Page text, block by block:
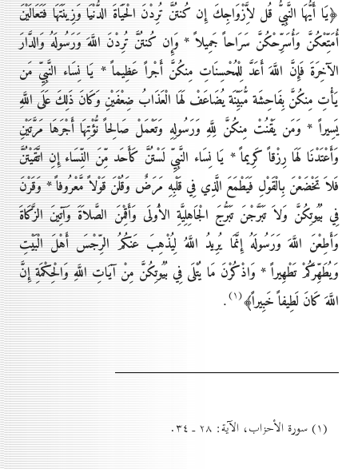
﴿يَا أَيُّهَا النَّبِيُّ قُل لاَِّزْوَاجِكَ إِن كُنتُنَّ تُرِدْنَ الْحَيَاةَ الدُّنْيَا وَزِينَتَهَا فَتَعَالَيْنَ
أُمَتِّعْكُنَّ وَأُسَرِّحْكُنَّ سَرَاحاً جَمِيلاً * وَإِن كُنتُنَّ تُرِدْنَ اللَّهَ وَرَسُولَهُ وَالدَّارَ
الآخِرَةَ فَإِنَّ اللَّهَ أَعَدَّ لِلْمُحْسِنَاتِ مِنكُنَّ أَجْراً عَظِيماً * يَا نِسَاء النَّبِيِّ مَن
يَأْتِ مِنكُنَّ بِفَاحِشَة مُّبَيِّنَة يُضَاعَفْ لَهَا الْعَذَابُ ضِعْفَيْنِ وَكَانَ ذَلِكَ عَلَى اللَّهِ
يَسِيراً * وَمَن يَقْنُتْ مِنكُنَّ لِلَّهِ وَرَسُولِهِ وَتَعْمَلْ صَالِحاً نُّؤْتِهَا أَجْرَهَا مَرَّتَيْنِ
وَأَعْتَدْنَا لَهَا رِزْقاً كَرِيماً * يَا نِسَاء النَّبِيِّ لَسْتُنَّ كَأَحَد مِّنَ النِّسَاء إِنِ اتَّقَيْتُنَّ
فَلاَ تَخْضَعْنَ بِالْقَوْلِ فَيَطْمَعَ الَّذِي فِي قَلْبِهِ مَرَضٌ وَقُلْنَ قَوْلاً مَّعْرُوفاً * وَقَرْنَ
فِي بُيُوتِكُنَّ وَلاَ تَبَرَّجْنَ تَبَرُّجَ الْجَاهِلِيَّةِ الاُْولَى وَأَقِمْنَ الصَّلاَةَ وَآتِينَ الزَّكَاةَ
وَأَطِعْنَ اللَّهَ وَرَسُولَهُ إِنَّمَا يُرِيدُ اللَّهُ لِيُذْهِبَ عَنكُمُ الرِّجْسَ أَهْلَ الْبَيْتِ
وَيُطَهِّرَكُمْ تَطْهِيراً * وَاذْكُرْنَ مَا يُتْلَى فِي بُيُوتِكُنَّ مِنْ آيَاتِ اللَّهِ وَالْحِكْمَةِ إِنَّ
اللَّهَ كَانَ لَطِيفاً خَبِيراً﴾(۱) .
(۱) سورة الأحزاب، الآية: ۲۸ ـ ۳٤.